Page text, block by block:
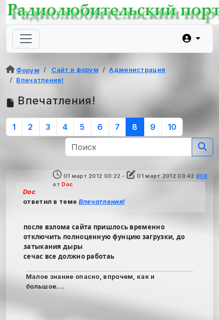
Форум Сайт и форум
Администрация
Впечатления!
Впечатления!
1 2 3 4 5 6 7 8 9 10
01 март 2012 03:22 - 01 март 2012 03:42 #36
отDoc
Doc
ответил в теме Впечатления!
после взлома сайта пришлось временно
отключить полноценную фунцию загрузки, до
затыкания дыры
сечас все должно работаь
Малое знание опасно, впрочем, как и
большое....